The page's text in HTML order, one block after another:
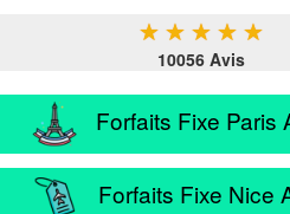
★ ★ ★ ★ ★
10056 Avis
Forfaits Fixe Paris
Forfaits Fixe Nice